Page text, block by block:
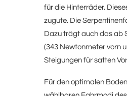
für die Hinterräder.
zugute. Die
Dazu trägt auch das ab
(343 Newtonmeter vorn
Steigungen für satten
Für den optimalen